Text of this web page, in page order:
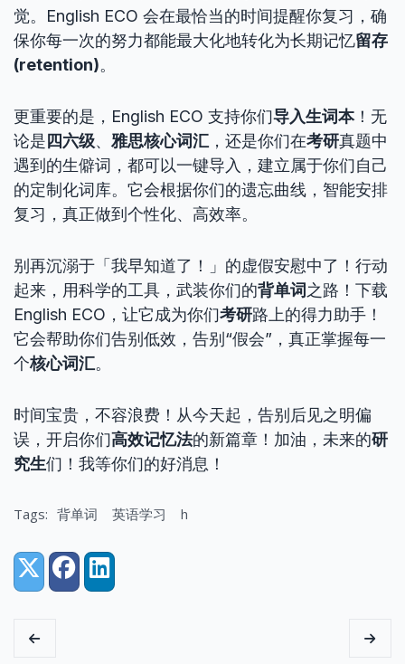
觉。English ECO 会在最恰当的时间提醒你复习，确
保你每一次的努力都能最大化地转化为长期记忆留存
(retention)。
更重要的是，English ECO 支持你们导入生词本！无
论是 四六级、 雅思核心词汇 ，还是你们在考研真题中
遇到的生僻词，都可以一键导入，建立属于你们自己
的定制化词库。它会根据你们的遗忘曲线，智能安排
复习，真正做到个性化、高效率。
别再沉溺于「我早知道了！」的虚假安慰中了！行动
起来，用科学的工具，武装你们的背单词 之路！下载
English ECO，让它成为你们考研路上的得力助手！
它会帮助你们告别低效，告别“假会”，真正掌握每一
个核心词汇。
时间宝贵，不容浪费！从今天起，告别后见之明偏
误，开启你们高效记忆法的新篇章！加油，未来的研
究生们！我等你们的好消息！
Tags: 背单词 英语学习 h
Share:
X (Twitter)
FacebookLinkedIn